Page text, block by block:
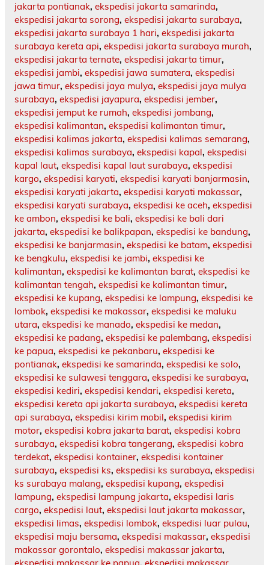
jakarta pontianak, ekspedisi jakarta samarinda,
ekspedisi jakarta sorong, ekspedisi jakarta surabaya,
ekspedisi jakarta surabaya 1 hari, ekspedisi jakarta
surabaya kereta api, ekspedisi jakarta surabaya murah,
ekspedisi jakarta ternate, ekspedisi jakarta timur,
ekspedisi jambi, ekspedisi jawa sumatera, ekspedisi
jawa timur, ekspedisi jaya mulya, ekspedisi jaya mulya
surabaya, ekspedisi jayapura, ekspedisi jember,
ekspedisi jemput ke rumah, ekspedisi jombang,
ekspedisi kalimantan, ekspedisi kalimantan timur,
ekspedisi kalimas jakarta, ekspedisi kalimas semarang,
ekspedisi kalimas surabaya, ekspedisi kapal, ekspedisi
kapal laut, ekspedisi kapal laut surabaya, ekspedisi
kargo, ekspedisi karyati, ekspedisi karyati banjarmasin,
ekspedisi karyati jakarta, ekspedisi karyati makassar,
ekspedisi karyati surabaya, ekspedisi ke aceh, ekspedisi
ke ambon, ekspedisi ke bali, ekspedisi ke bali dari
jakarta, ekspedisi ke balikpapan, ekspedisi ke bandung,
ekspedisi ke banjarmasin, ekspedisi ke batam, ekspedisi
ke bengkulu, ekspedisi ke jambi, ekspedisi ke
kalimantan, ekspedisi ke kalimantan barat, ekspedisi ke
kalimantan tengah, ekspedisi ke kalimantan timur,
ekspedisi ke kupang, ekspedisi ke lampung, ekspedisi ke
lombok, ekspedisi ke makassar, ekspedisi ke maluku
utara, ekspedisi ke manado, ekspedisi ke medan,
ekspedisi ke padang, ekspedisi ke palembang, ekspedisi
ke papua, ekspedisi ke pekanbaru, ekspedisi ke
pontianak, ekspedisi ke samarinda, ekspedisi ke solo,
ekspedisi ke sulawesi tenggara, ekspedisi ke surabaya,
ekspedisi kediri, ekspedisi kendari, ekspedisi kereta,
ekspedisi kereta api jakarta surabaya, ekspedisi kereta
api surabaya, ekspedisi kirim mobil, ekspedisi kirim
motor, ekspedisi kobra jakarta barat, ekspedisi kobra
surabaya, ekspedisi kobra tangerang, ekspedisi kobra
terdekat, ekspedisi kontainer, ekspedisi kontainer
surabaya, ekspedisi ks, ekspedisi ks surabaya, ekspedisi
ks surabaya malang, ekspedisi kupang, ekspedisi
lampung, ekspedisi lampung jakarta, ekspedisi laris
cargo, ekspedisi laut, ekspedisi laut jakarta makassar,
ekspedisi limas, ekspedisi lombok, ekspedisi luar pulau,
ekspedisi maju bersama, ekspedisi makassar, ekspedisi
makassar gorontalo, ekspedisi makassar jakarta,